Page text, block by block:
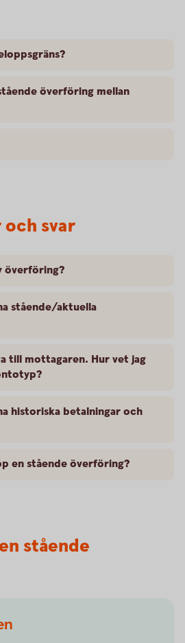
överföring mellan
och svar
överföring?
stående/aktuella
till mottagaren. Hur vet jag
historiska betalningar och
en stående överföring?
stående